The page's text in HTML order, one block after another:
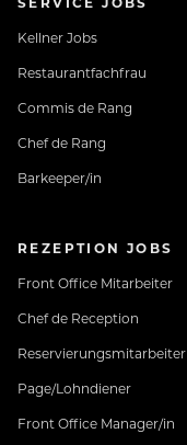
Kellner Jobs
Restaurantfachfrau
Commis de Rang
Chef de Rang
Barkeeper/in
REZEPTION JOBS
Front Office Mitarbeiter
Chef de Reception
Reservierungsmitarbeiter
Page/Lohndiener
Front Office Manager/in